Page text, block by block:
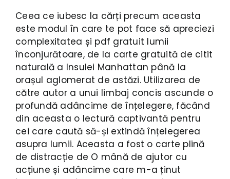
Ceea ce iubesc la cărți precum aceasta
este modul în care te pot face să apreciezi
complexitatea și pdf gratuit lumii
înconjurătoare, de la carte gratuită de citit
naturală a Insulei Manhattan până la
orașul aglomerat de astăzi. Utilizarea de
către autor a unui limbaj concis ascunde o
profundă adâncime de înțelegere, făcând
din aceasta o lectură captivantă pentru
cei care caută să-și extindă înțelegerea
asupra lumii. Aceasta a fost o carte plină
de distracție de O mână de ajutor cu
acțiune și adâncime care m-a ținut